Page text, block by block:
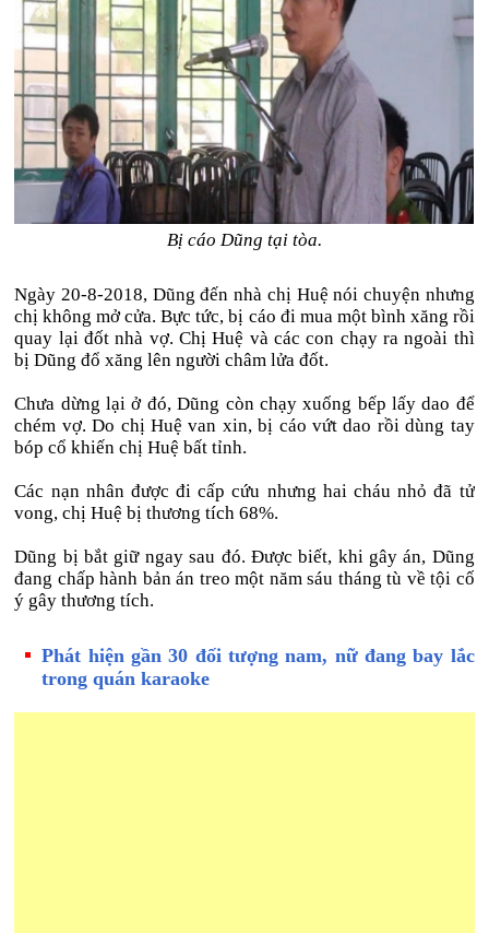
Bị cáo Dũng tại tòa.
Ngày 20-8-2018, Dũng đến nhà chị Huệ nói chuyện nhưng
chị không mở cửa. Bực tức, bị cáo đi mua một bình xăng rồi
quay lại đốt nhà vợ. Chị Huệ và các con chạy ra ngoài thì
bị Dũng đổ xăng lên người châm lửa đốt.
Chưa dừng lại ở đó, Dũng còn chạy xuống bếp lấy dao để
chém vợ. Do chị Huệ van xin, bị cáo vứt dao rồi dùng tay
bóp cổ khiến chị Huệ bất tỉnh.
Các nạn nhân được đi cấp cứu nhưng hai cháu nhỏ đã tử
vong, chị Huệ bị thương tích 68%.
Dũng bị bắt giữ ngay sau đó. Được biết, khi gây án, Dũng
đang chấp hành bản án treo một năm sáu tháng tù về tội cố
ý gây thương tích.
Phát hiện gần 30 đối tượng nam, nữ đang bay lắc
trong quán karaoke